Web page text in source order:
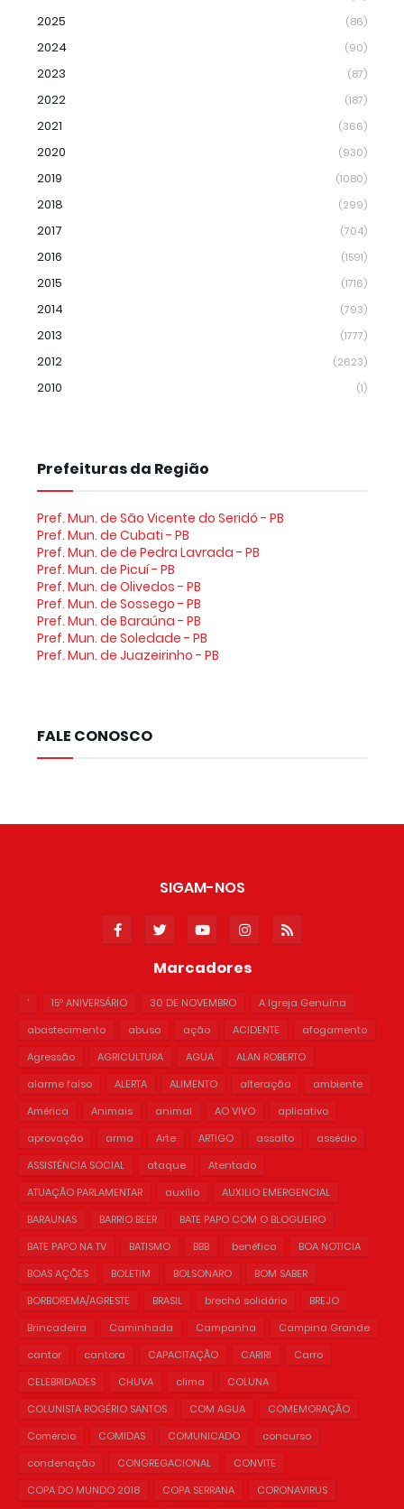
2025 (86)
2024 (90)
2023 (87)
2022 (187)
2021 (366)
2020 (930)
2019 (1080)
2018 (299)
2017 (704)
2016 (1591)
2015 (1716)
2014 (793)
2013 (1777)
2012 (2623)
2010 (1)
Prefeituras da Região
Pref. Mun. de São Vicente do Seridó - PB
Pref. Mun. de Cubati - PB
Pref. Mun. de de Pedra Lavrada - PB
Pref. Mun. de Picuí - PB
Pref. Mun. de Olivedos - PB
Pref. Mun. de Sossego - PB
Pref. Mun. de Baraúna - PB
Pref. Mun. de Soledade - PB
Pref. Mun. de Juazeirinho - PB
FALE CONOSCO
SIGAM-NOS
Marcadores
' 15º ANIVERSÁRIO 30 DE NOVEMBRO
A Igreja Genuína
abastecimento
abuso ação ACIDENTE
afogamento
Agressão
AGRICULTURA AGUA
ALAN ROBERTO
alarme falso
ALERTA ALIMENTO alteração
ambiente
América
Animais animal AO VIVO
aplicativo
aprovação
arma Arte ARTIGO assalto
assédio
ASSISTÊNCIA SOCIAL
ataque
Atentado
ATUAÇÃO PARLAMENTAR
auxílio
AUXILIO EMERGENCIAL
BARAUNAS
BARRIO BEER
BATE PAPO COM O BLOGUEIRO
BATE PAPO NA TV
BATISMO BBB benéfico
BOA NOTICIA
BOAS AÇÕES
BOLETIM BOLSONARO
BOM SABER
BORBOREMA/AGRESTE
BRASIL brechó solidário
BREJO
Brincadeira
Caminhada Campanha
Campina Grande
cantor
cantora CAPACITAÇÃO CARIRI
Carro
CELEBRIDADES
CHUVA clima
COLUNA
COLUNISTA ROGÉRIO SANTOS
COM AGUA
COMEMORAÇÃO
Comércio
COMIDAS COMUNICADO
concurso
condenação
CONGREGACIONAL
CONVITE
COPA DO MUNDO 2018
COPA SERRANA
CORONAVIRUS